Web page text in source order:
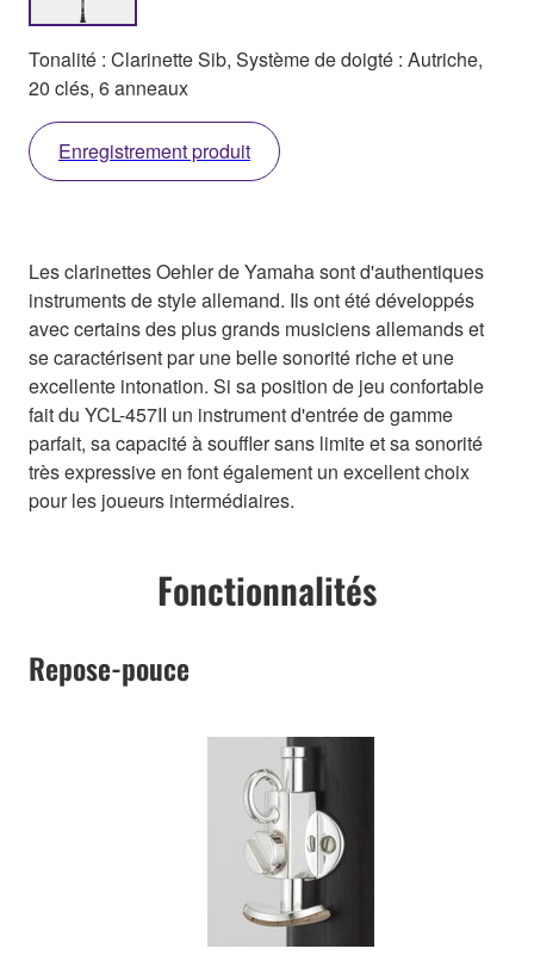
Tonalité : Clarinette Sib, Système de doigté : Autriche,
20 clés, 6 anneaux
Enregistrement produit
Les clarinettes Oehler de Yamaha sont d'authentiques
instruments de style allemand. Ils ont été développés
avec certains des plus grands musiciens allemands et
se caractérisent par une belle sonorité riche et une
excellente intonation. Si sa position de jeu confortable
fait du YCL-457II un instrument d'entrée de gamme
parfait, sa capacité à souffler sans limite et sa sonorité
très expressive en font également un excellent choix
pour les joueurs intermédiaires.
Fonctionnalités
Repose-pouce